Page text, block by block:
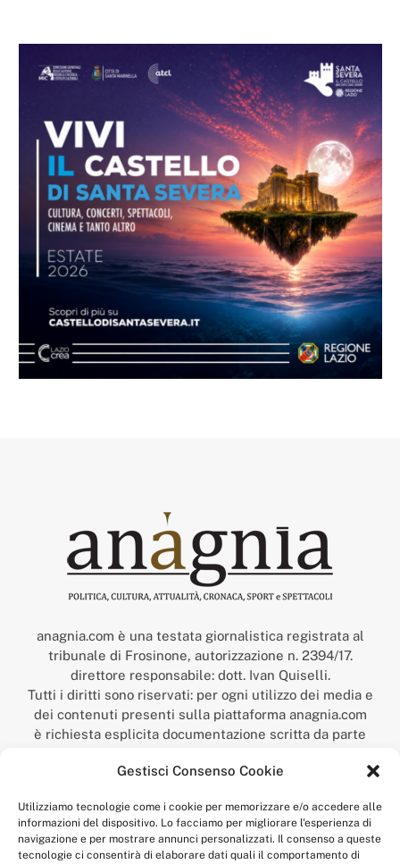
Gestisci Consenso Cookie
Utilizziamo tecnologie come i cookie per memorizzare e/o accedere alle
informazioni del dispositivo. Lo facciamo per migliorare l'esperienza di
navigazione e per mostrare annunci personalizzati. Il consenso a queste
tecnologie ci consentirà di elaborare dati quali il comportamento di
anagnia.com è una testata giornalistica registrata al
tribunale di Frosinone, autorizzazione n. 2394/17.
direttore responsabile: dott. Ivan Quiselli.
Tutti i diritti sono riservati: per ogni utilizzo dei media e
dei contenuti presenti sulla piattaforma anagnia.com
è richiesta esplicita documentazione scritta da parte
“Anagnia” è un marchio registrato presso l’Ufficio Italiano
Economico,
num. registrazione: 302017000014044 del 9 febbraio 2017.
Per contatti:redazione@anagnia.com